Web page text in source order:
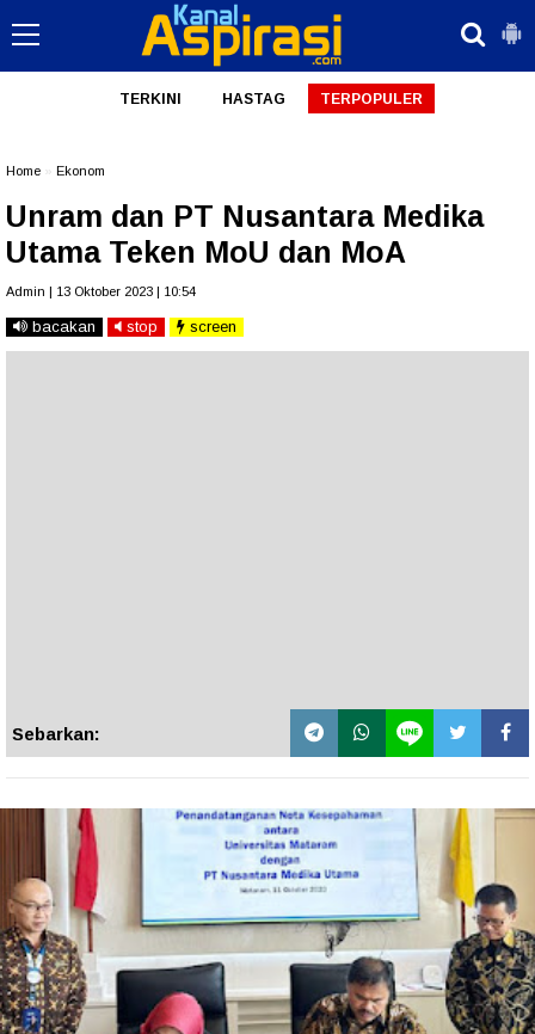
TERKINI HASTAG TERPOPULER
Home Ekonom
Unram dan PT Nusantara Medika
Utama Teken MoU dan MoA
Admin | 13 Oktober 2023 | 10:54
bacakan stop screen
Sebarkan: